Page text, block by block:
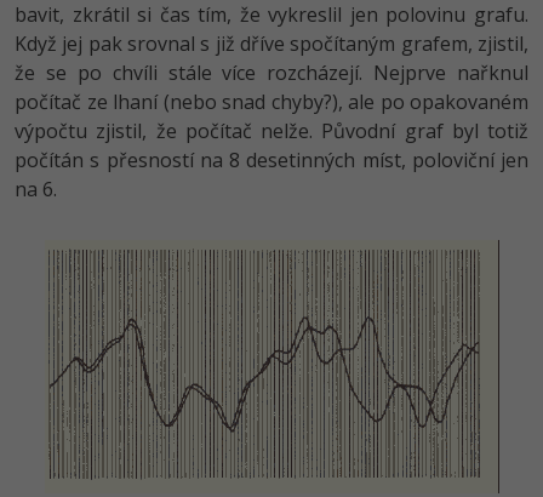
Elektronický podpis
Fórum
bavit, zkrátil si čas tím, že vykreslil jen polovinu grafu.
Když jej pak srovnal s již dříve spočítaným grafem, zjistil,
že se po chvíli stále více rozcházejí. Nejprve nařknul
počítač ze lhaní (nebo snad chyby?), ale po opakovaném
výpočtu zjistil, že počítač nelže. Původní graf byl totiž
počítán s přesností na 8 desetinných míst, poloviční jen
na 6.